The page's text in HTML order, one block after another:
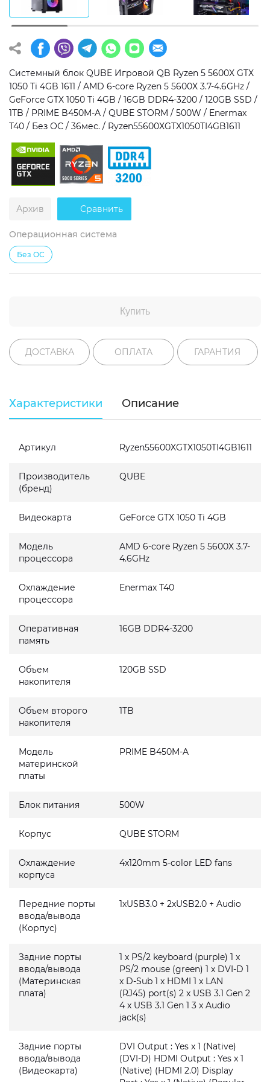
Операционная система
Windows 11 Home
Windows 11 Pro
Без ОС
Тип накопителя
SSD
HDD
SSD + HDD
Дополнительно
RGB-подсветка
Разблокированный множитель CPU
Сверхбыстрый M.2 SSD NVME
Системный блок QUBE Игровой QB Ryzen 5 5600X GTX
1050 Ti 4GB 1611 / AMD 6-core Ryzen 5 5600X 3.7-4.6GHz /
GeForce GTX 1050 Ti 4GB / 16GB DDR4-3200 / 120GB SSD /
1TB / PRIME B450M-A / QUBE STORM / 500W / Enermax
T40 / Без ОС / 36мес. / Ryzen55600XGTX1050TI4GB1611
Архив Сравнить
Операционная система
Без ОС
Купить
ДОСТАВКА ОПЛАТА ГАРАНТИЯ
Характеристики Описание
Артикул Ryzen55600XGTX1050TI4GB1611
Производитель
(бренд)
QUBE
Видеокарта GeForce GTX 1050 Ti 4GB
Модель
процессора
AMD 6-core Ryzen 5 5600X 3.7-
4.6GHz
Охлаждение
процессора
Enermax T40
Оперативная
память
16GB DDR4-3200
Объем
накопителя
120GB SSD
Объем второго
накопителя
1TB
Модель
материнской
платы
PRIME B450M-A
Блок питания 500W
Корпус QUBE STORM
Охлаждение
корпуса
4x120mm 5-color LED fans
Передние порты
ввода/вывода
(Корпус)
1xUSB3.0 + 2xUSB2.0 + Audio
Задние порты
ввода/вывода
(Материнская
плата)
1 x PS/2 keyboard (purple) 1 x
PS/2 mouse (green) 1 x DVI-D 1
x D-Sub 1 x HDMI 1 x LAN
(RJ45) port(s) 2 x USB 3.1 Gen 2
4 x USB 3.1 Gen 1 3 x Audio
jack(s)
Задние порты
ввода/вывода
(Видеокарта)
DVI Output : Yes x 1 (Native)
(DVI-D) HDMI Output : Yes x 1
(Native) (HDMI 2.0) Display